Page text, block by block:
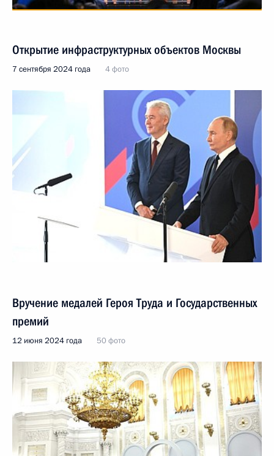
Открытие инфраструктурных объектов Москвы
7 сентября 2024 года 4 фото
Вручение медалей Героя Труда и Государственных
премий
12 июня 2024 года 50 фото